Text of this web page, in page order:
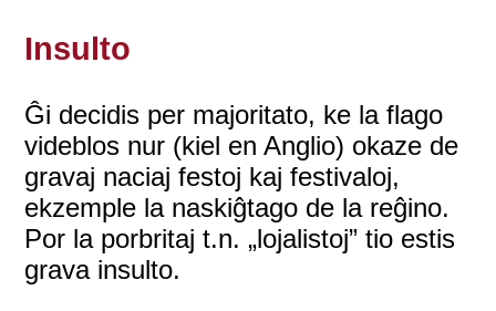
Insulto
Ĝi decidis per majoritato, ke la flago
videblos nur (kiel en Anglio) okaze de
gravaj naciaj festoj kaj festivaloj,
ekzemple la naskiĝtago de la reĝino.
Por la porbritaj t.n. „lojalistoj” tio estis
grava insulto.